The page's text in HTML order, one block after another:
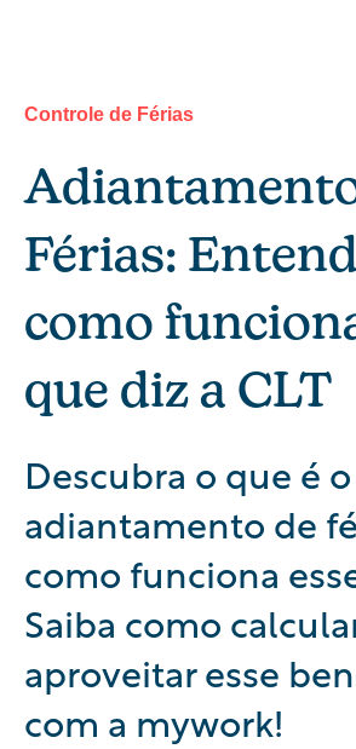
Controle de Férias
Férias:
como
que diz a CLT
Descubra o que é o
adiantamento de
como funciona
Saiba como
aproveitar esse
com a mywork!